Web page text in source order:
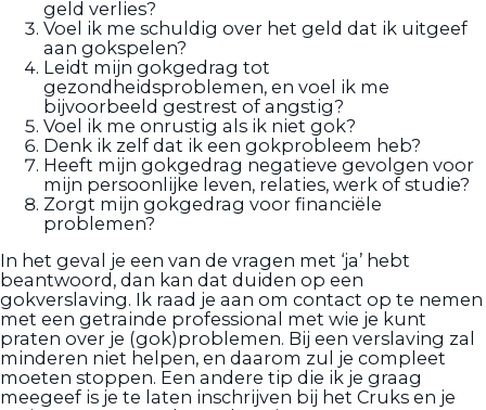
geld verlies?
Voel ik me schuldig over het geld dat ik uitgeef
aan gokspelen?
Leidt mijn gokgedrag tot
gezondheidsproblemen, en voel ik me
bijvoorbeeld gestrest of angstig?
Voel ik me onrustig als ik niet gok?
Denk ik zelf dat ik een gokprobleem heb?
Heeft mijn gokgedrag negatieve gevolgen voor
mijn persoonlijke leven, relaties, werk of studie?
Zorgt mijn gokgedrag voor financiële
problemen?
In het geval je een van de vragen met ‘ja’ hebt
beantwoord, dan kan dat duiden op een
gokverslaving. Ik raad je aan om contact op te nemen
met een getrainde professional met wie je kunt
praten over je (gok)problemen. Bij een verslaving zal
minderen niet helpen, en daarom zul je compleet
moeten stoppen. Een andere tip die ik je graag
meegeef is je te laten inschrijven bij het Cruks en je